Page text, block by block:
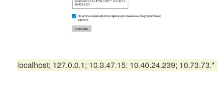
localhost; 127.0.0.1; 10.3.47.15; 10.40.24.239; 10.73.73.*